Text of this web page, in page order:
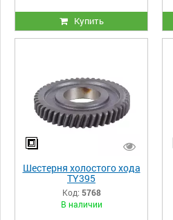
Купить
Шестерня холостого хода
TY395
Код: 5768
В наличии